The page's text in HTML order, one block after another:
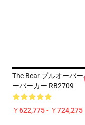
The Bear プルオーバ
ーパーカー RB2709
￥622,775 - ￥724,275